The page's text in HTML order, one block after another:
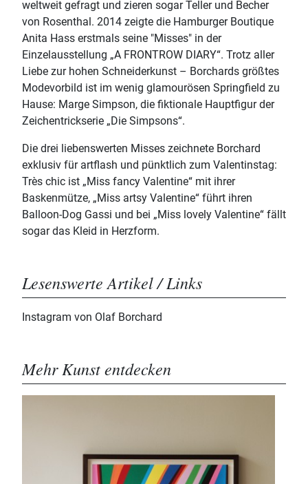
weltweit gefragt und zieren sogar Teller und Becher
von Rosenthal. 2014 zeigte die Hamburger Boutique
Anita Hass erstmals seine "Misses" in der
Einzelausstellung „A FRONTROW DIARY“. Trotz aller
Liebe zur hohen Schneiderkunst – Borchards größtes
Modevorbild ist im wenig glamourösen Springfield zu
Hause: Marge Simpson, die fiktionale Hauptfigur der
Zeichentrickserie „Die Simpsons“.
Die drei liebenswerten Misses zeichnete Borchard
exklusiv für artflash und pünktlich zum Valentinstag:
Très chic ist „Miss fancy Valentine“ mit ihrer
Baskenmütze, „Miss artsy Valentine“ führt ihren
Balloon-Dog Gassi und bei „Miss lovely Valentine“ fällt
sogar das Kleid in Herzform.
Lesenswerte Artikel / Links
Instagram von Olaf Borchard
Mehr Kunst entdecken